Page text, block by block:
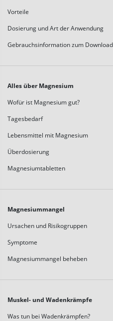
Vorteile
Dosierung und Art der Anwendung
Gebrauchsinformation zum Download
Alles über Magnesium
Wofür ist Magnesium gut?
Tagesbedarf
Lebensmittel mit Magnesium
Überdosierung
Magnesiumtabletten
Magnesiummangel
Ursachen und Risikogruppen
Symptome
Magnesiummangel beheben
Muskel- und Wadenkrämpfe
Was tun bei Wadenkrämpfen?